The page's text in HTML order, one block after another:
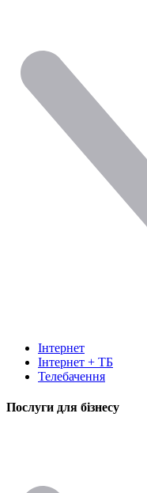
Інтернет
Інтернет + ТБ
Телебачення
Послуги для бізнесу